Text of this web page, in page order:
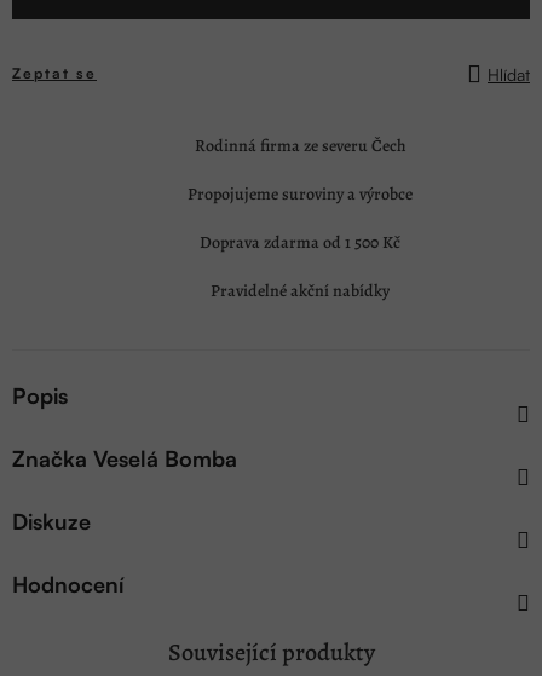
Zeptat se Hlídat
Rodinná firma ze severu Čech
Propojujeme suroviny a výrobce
Doprava zdarma od 1 500 Kč
Pravidelné akční nabídky
Popis
Značka Veselá Bomba
Diskuze
Hodnocení
Související produkty